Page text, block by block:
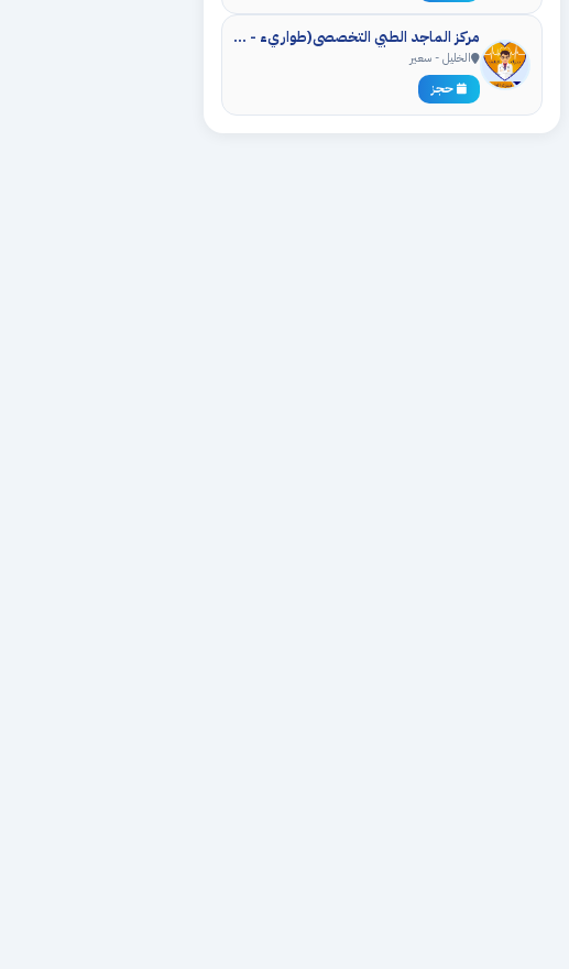
مركز الماجد الطبي التخصصي(طواريء - عيادات - مختبر - اشعه)
الخليل - سعير
حجز